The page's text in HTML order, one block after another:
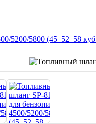
5200/5800 (45–52–58